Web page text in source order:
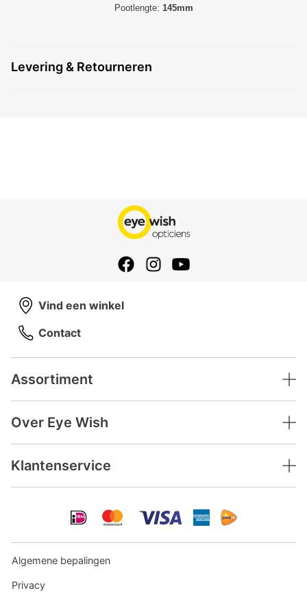
Pootlengte: 145mm
Levering & Retourneren
Assortiment
Over Eye Wish
Klantenservice
Vind een winkel
Contact
Algemene bepalingen
Privacy